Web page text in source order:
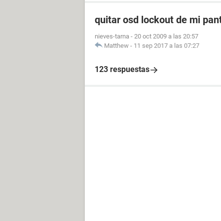
quitar osd lockout de mi
nieves-tarna - 20 oct 2009 a las 20:57
Matthew - 11 sep 2017 a las 07:27
123 respuestas